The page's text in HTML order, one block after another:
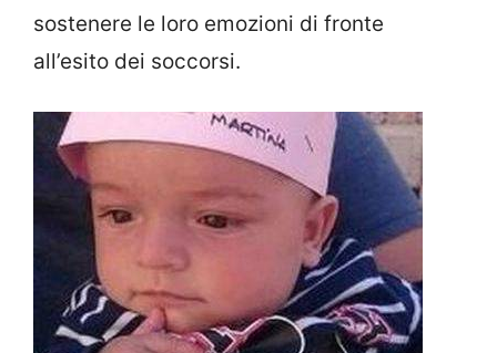
sostenere le loro emozioni di fronte
all’esito dei soccorsi.